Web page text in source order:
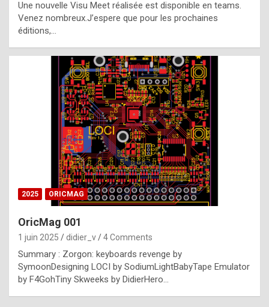
t
e
b
e
s
t
p
h
o
n
y
l
e
x
Une nouvelle Visu Meet réalisée est disponible en teams.
Venez nombreux.J’espere que pour les prochaines
éditions,…
2025 ORICMAG
OricMag 001
1 juin 2025 didier_v 4 Comments
Summary : Zorgon: keyboards revenge by
SymoonDesigning LOCI by SodiumLightBabyTape Emulator
by F4GohTiny Skweeks by DidierHero…